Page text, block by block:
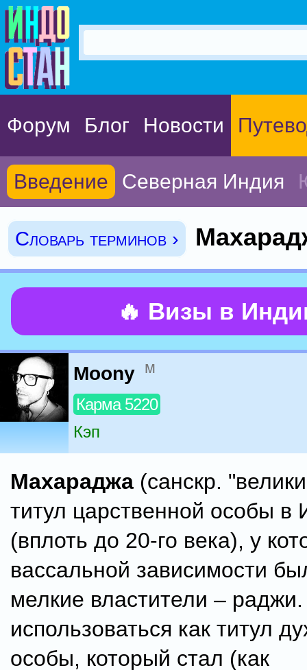
Форум Блог Новости
Введение Северная Индия
Словарь терминов ›
🔥 Визы в
Moony м
Карма 5220
Кэп
Махараджа (санскр.
титул царственной особы в
(вплоть до 20-го века), у
вассальной зависимости
мелкие властители –
использоваться как титул
особы, который стал (как